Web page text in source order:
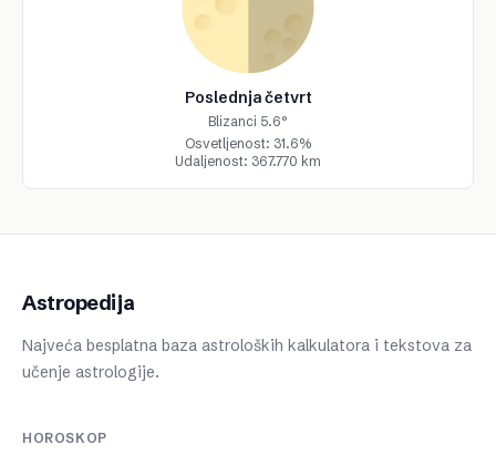
Poslednja četvrt
Blizanci 5.6°
Osvetljenost: 31.6%
Udaljenost: 367.770 km
Astropedija
Najveća besplatna baza astroloških kalkulatora i tekstova za
učenje astrologije.
HOROSKOP